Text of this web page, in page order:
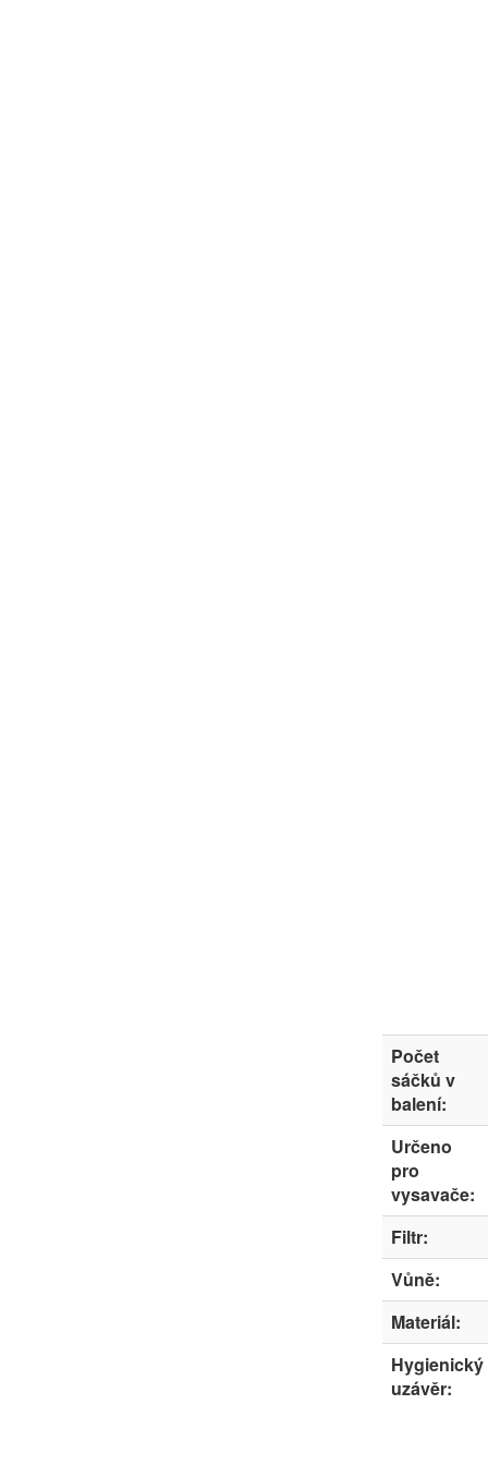
Počet
sáčků v
balení:
Určeno
pro
vysavače:
Filtr:
Vůně:
Materiál:
Hygienický
uzávěr: